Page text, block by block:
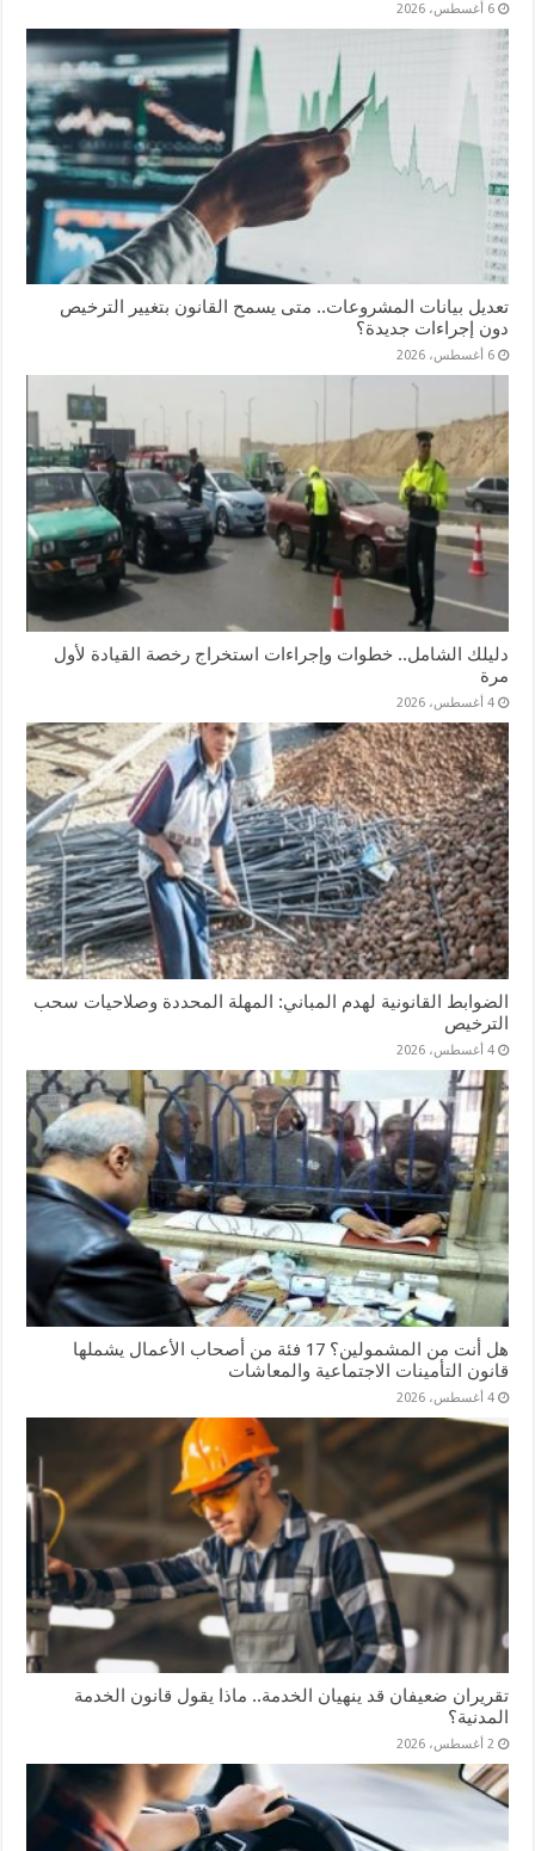
6 أغسطس، 2026
تعديل بيانات المشروعات.. متى يسمح القانون بتغيير الترخيص
دون إجراءات جديدة؟
6 أغسطس، 2026
دليلك الشامل.. خطوات وإجراءات استخراج رخصة القيادة لأول
مرة
4 أغسطس، 2026
الضوابط القانونية لهدم المباني: المهلة المحددة وصلاحيات سحب
الترخيص
4 أغسطس، 2026
هل أنت من المشمولين؟ 17 فئة من أصحاب الأعمال يشملها
قانون التأمينات الاجتماعية والمعاشات
4 أغسطس، 2026
تقريران ضعيفان قد ينهيان الخدمة.. ماذا يقول قانون الخدمة
المدنية؟
2 أغسطس، 2026